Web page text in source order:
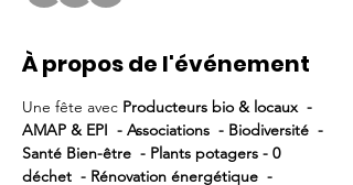
À propos de l'événement
Une fête avec Producteurs bio & locaux  -
AMAP & EPI  - Associations  - Biodiversité  -
Santé Bien-être  - Plants potagers - 0
déchet  - Rénovation énergétique  -